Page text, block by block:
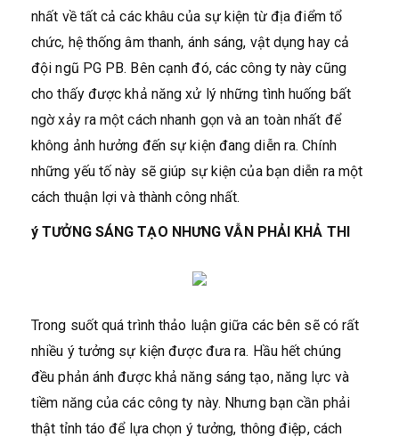
nhất về tất cả các khâu của sự kiện từ địa điểm tổ
chức, hệ thống âm thanh, ánh sáng, vật dụng hay cả
đội ngũ PG PB. Bên cạnh đó, các công ty này cũng
cho thấy được khả năng xử lý những tình huống bất
ngờ xảy ra một cách nhanh gọn và an toàn nhất để
không ảnh hưởng đến sự kiện đang diễn ra. Chính
những yếu tố này sẽ giúp sự kiện của bạn diễn ra một
cách thuận lợi và thành công nhất.
ý TƯỞNG SÁNG TẠO NHƯNG VẪN PHẢI KHẢ THI
Trong suốt quá trình thảo luận giữa các bên sẽ có rất
nhiều ý tưởng sự kiện được đưa ra. Hầu hết chúng
đều phản ánh được khả năng sáng tạo, năng lực và
tiềm năng của các công ty này. Nhưng bạn cần phải
thật tỉnh táo để lựa chọn ý tưởng, thông điệp, cách